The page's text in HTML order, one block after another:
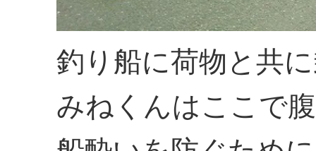
釣り船に荷物と共
みねくんはここで